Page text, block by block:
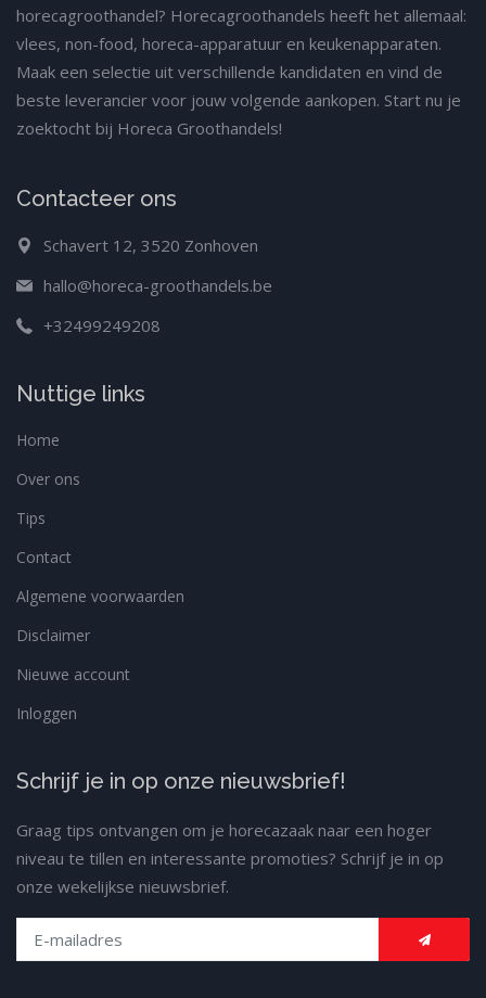
horecagroothandel? Horecagroothandels heeft het allemaal:
vlees, non-food, horeca-apparatuur en keukenapparaten.
Maak een selectie uit verschillende kandidaten en vind de
beste leverancier voor jouw volgende aankopen. Start nu je
zoektocht bij Horeca Groothandels!
Contacteer ons
Schavert 12, 3520 Zonhoven
hallo@horeca-groothandels.be
+32499249208
Nuttige links
Home
Over ons
Tips
Contact
Algemene voorwaarden
Disclaimer
Nieuwe account
Inloggen
Schrijf je in op onze nieuwsbrief!
Graag tips ontvangen om je horecazaak naar een hoger
niveau te tillen en interessante promoties? Schrijf je in op
onze wekelijkse nieuwsbrief.